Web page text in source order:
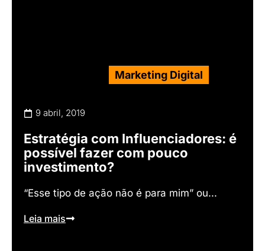
Marketing Digital
9 abril, 2019
Estratégia com Influenciadores: é
possível fazer com pouco
investimento?
“Esse tipo de ação não é para mim” ou...
Leia mais